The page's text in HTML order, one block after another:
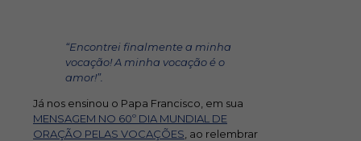
“Encontrei finalmente a minha
vocação! A minha vocação é o
amor!”.
Já nos ensinou o Papa Francisco, em sua
MENSAGEM NO 60º DIA MUNDIAL DE
ORAÇÃO PELAS VOCAÇÕES , ao relembrar